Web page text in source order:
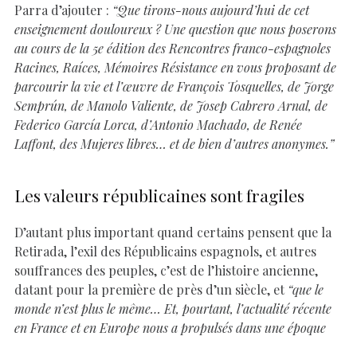
Parra d’ajouter : “Que tirons-nous aujourd’hui de cet
enseignement douloureux ? Une question que nous poserons
au cours de la 5e édition des Rencontres franco-espagnoles
Racines, Raíces, Mémoires Résistance en vous proposant de
parcourir la vie et l’œuvre de François Tosquelles, de Jorge
Semprún, de Manolo Valiente, de Josep Cabrero Arnal, de
Federico García Lorca, d’Antonio Machado, de Renée
Laffont, des Mujeres libres… et de bien d’autres anonymes.”
Les valeurs républicaines sont fragiles
D’autant plus important quand certains pensent que la
Retirada, l’exil des Républicains espagnols, et autres
souffrances des peuples, c’est de l’histoire ancienne,
datant pour la première de près d’un siècle, et “que le
monde n’est plus le même… Et, pourtant, l’actualité récente
en France et en Europe nous a propulsés dans une époque